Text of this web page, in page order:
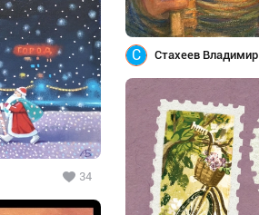
С Стахеев Владимир
34